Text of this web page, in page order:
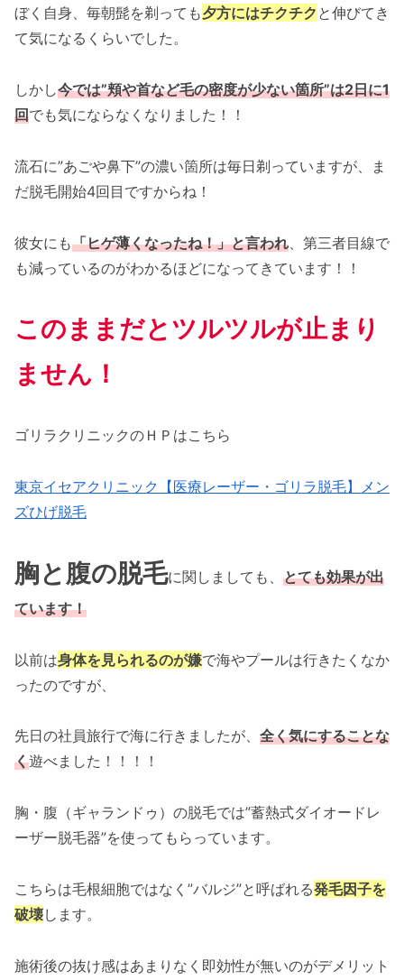
ぼく自身、毎朝髭を剃っても夕方にはチクチク と伸びてき
て気になるくらいでした。
しかし今では”頬や首など毛の密度が少ない箇所”は2日に1
回でも気にならなくなりました！！
流石に”あごや鼻下”の濃い箇所は毎日剃っていますが、ま
だ脱毛開始4回目ですからね！
彼女にも「ヒゲ薄くなったね！」と言われ 、第三者目線で
も減っているのがわかるほどになってきています！！
このままだとツルツルが止まり
ません！
ゴリラクリニックのＨＰはこちら
東京イセアクリニック【医療レーザー・ゴリラ脱毛】メン
ズひげ脱毛
胸と腹の脱毛に関しましても、 とても効果が出
ています！
以前は身体を見られるのが嫌で海やプールは行きたくなか
ったのですが、
先日の社員旅行で海に行きましたが、 全く気にすることな
く遊べました！！！！
胸・腹（ギャランドゥ）の脱毛では”蓄熱式ダイオードレ
ーザー脱毛器”を使ってもらっています。
こちらは毛根細胞ではなく”バルジ”と呼ばれる発毛因子を
破壊します。
施術後の抜け感はあまりなく即効性が無いのがデメリット